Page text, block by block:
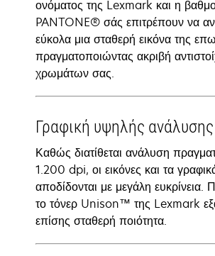
ονόματος της Lexmark και η
PANTONE® σάς επιτρέπουν να
εύκολα μια σταθερή εικόνα της
πραγματοποιώντας ακριβή
χρωμάτων σας.
Γραφική υψηλής ανάλυσης
Καθώς διατίθεται ανάλυση
1.200 dpi, οι εικόνες και τα
αποδίδονται με μεγάλη ευκρίνεια.
το τόνερ Unison™ της Lexmark
επίσης σταθερή ποιότητα.